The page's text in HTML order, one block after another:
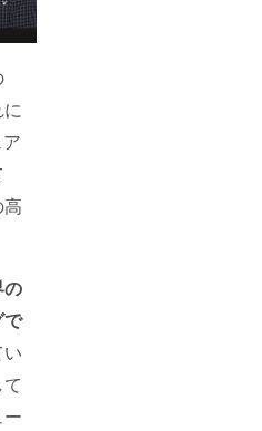
の
で